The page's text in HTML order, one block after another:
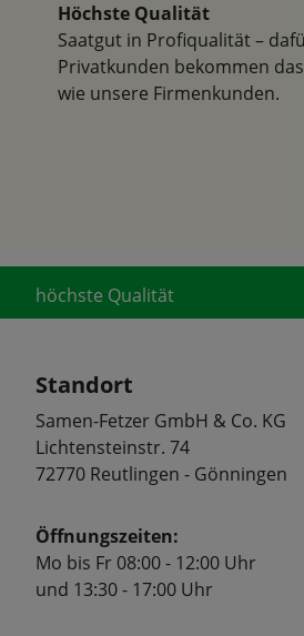
Höchste Qualität
Saatgut in Profiqualität –
Privatkunden bekommen
wie unsere Firmenkunden.
höchste Qualität
Standort
Samen-Fetzer GmbH & Co. KG
Lichtensteinstr. 74
72770 Reutlingen - Gönningen
Öffnungszeiten:
Mo bis Fr 08:00 - 12:00 Uhr
und 13:30 - 17:00 Uhr